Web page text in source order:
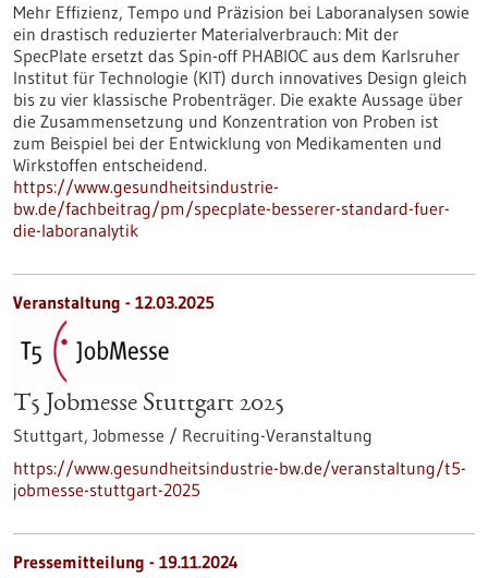
Mehr Effizienz, Tempo und Präzision bei Laboranalysen sowie
ein drastisch reduzierter Materialverbrauch: Mit der
SpecPlate ersetzt das Spin-off PHABIOC aus dem Karlsruher
Institut für Technologie (KIT) durch innovatives Design gleich
bis zu vier klassische Probenträger. Die exakte Aussage über
die Zusammensetzung und Konzentration von Proben ist
zum Beispiel bei der Entwicklung von Medikamenten und
Wirkstoffen entscheidend.
https://www.gesundheitsindustrie-
bw.de/fachbeitrag/pm/specplate-besserer-standard-fuer-
die-laboranalytik
Veranstaltung - 12.03.2025
T5 Jobmesse Stuttgart 2025
Stuttgart, Jobmesse / Recruiting-Veranstaltung
https://www.gesundheitsindustrie-bw.de/veranstaltung/t5-
jobmesse-stuttgart-2025
Pressemitteilung - 19.11.2024